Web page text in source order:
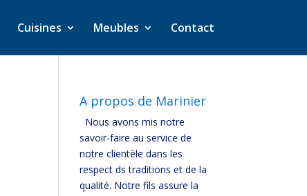
Cuisines Meubles Contact
A propos de Marinier
Nous avons mis notre
savoir-faire au service de
notre clientèle dans les
respect ds traditions et de la
qualité. Notre fils assure la